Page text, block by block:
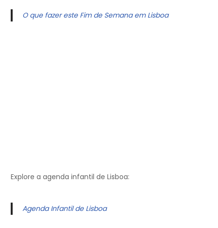
O que fazer este Fim de Semana em Lisboa
Explore a agenda infantil de Lisboa:
Agenda Infantil de Lisboa